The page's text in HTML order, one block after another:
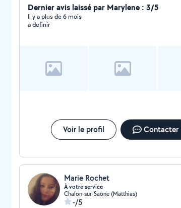
Dernier avis laissé par Marylene : 3/5
Il y a plus de 6 mois
a definir
Voir le profil Contacter
Marie Rochet
À votre service
Chalon-sur-Saône (Matthias)
-/5